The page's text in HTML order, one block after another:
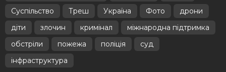
Суспільство
Треш Україна Фото
дрони
діти
злочин кримінал
міжнародна підтримка
обстріли
пожежа поліція
суд
інфраструктура